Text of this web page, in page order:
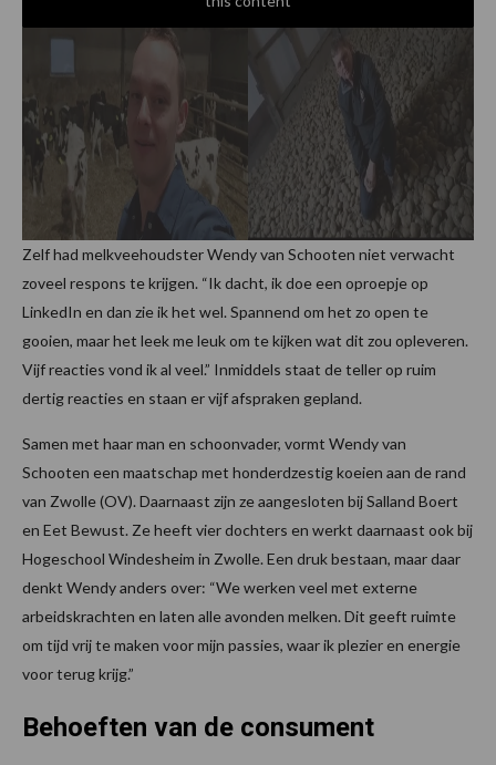
Zelf had melkveehoudster Wendy van Schooten niet verwacht
zoveel respons te krijgen. “Ik dacht, ik doe een oproepje op
LinkedIn en dan zie ik het wel. Spannend om het zo open te
gooien, maar het leek me leuk om te kijken wat dit zou opleveren.
Vijf reacties vond ik al veel.” Inmiddels staat de teller op ruim
dertig reacties en staan er vijf afspraken gepland.
Samen met haar man en schoonvader, vormt Wendy van
Schooten een maatschap met honderdzestig koeien aan de rand
van Zwolle (OV). Daarnaast zijn ze aangesloten bij Salland Boert
en Eet Bewust. Ze heeft vier dochters en werkt daarnaast ook bij
Hogeschool Windesheim in Zwolle. Een druk bestaan, maar daar
denkt Wendy anders over: “We werken veel met externe
arbeidskrachten en laten alle avonden melken. Dit geeft ruimte
om tijd vrij te maken voor mijn passies, waar ik plezier en energie
voor terug krijg.”
Behoeften van de consument